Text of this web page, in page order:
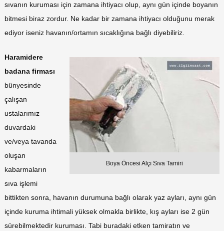
sıvanın kuruması için zamana ihtiyacı olup, aynı gün içinde boyanın
bitmesi biraz zordur. Ne kadar bir zamana ihtiyacı olduğunu merak
ediyor iseniz havanın/ortamın sıcaklığına bağlı diyebiliriz.
Boya Öncesi Alçı Sıva Tamiri
Haramidere
badana firması
bünyesinde
çalışan
ustalarımız
duvardaki
ve/veya tavanda
oluşan
kabarmaların
sıva işlemi
bittikten sonra, havanın durumuna bağlı olarak yaz ayları, aynı gün
içinde kuruma ihtimali yüksek olmakla birlikte, kış ayları ise 2 gün
sürebilmektedir kuruması. Tabi buradaki etken tamiratın ve